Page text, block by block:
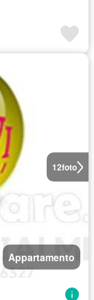
12foto
Appartamento